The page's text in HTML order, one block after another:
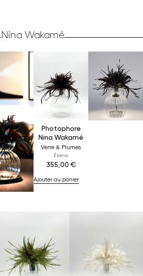
Nina Wakamé
Photophore
Nina Wakamé
Verre & Plumes
Ébène
355,00 €
Ajouter au panier